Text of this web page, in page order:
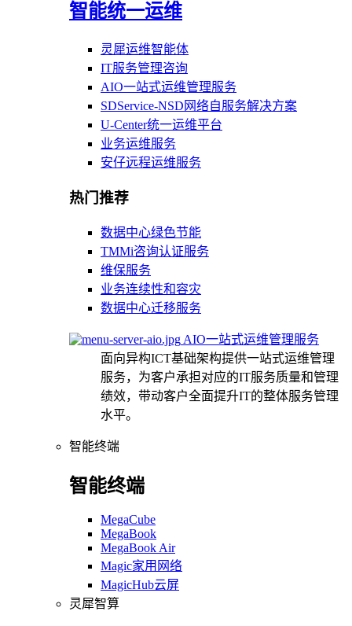
智能统一运维
灵犀运维智能体
IT服务管理咨询
AIO一站式运维管理服务
SDService-NSD网络自服务解决方案
U-Center统一运维平台
业务运维服务
安仔远程运维服务
热门推荐
数据中心绿色节能
TMMi咨询认证服务
维保服务
业务连续性和容灾
数据中心迁移服务
AIO一站式运维管理服务
面向异构ICT基础架构提供一站式运维管理
服务，为客户承担对应的IT服务质量和管理
绩效，带动客户全面提升IT的整体服务管理
水平。
智能终端
智能终端
MegaCube
MegaBook
MegaBook Air
Magic家用网络
MagicHub云屏
灵犀智算